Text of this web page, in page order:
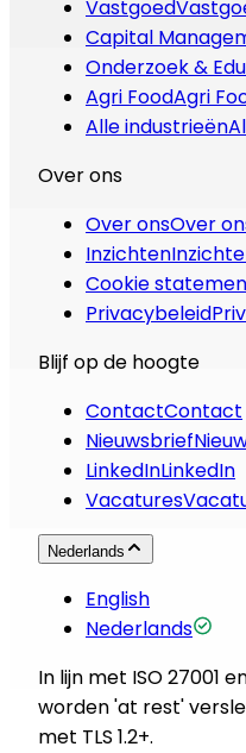
Vastgoed
Capital
Onderzoek &
Agri FoodAgri
Alle industrieën
Over ons
Over onsOver
Inzichten
Cookie
Privacybeleid
Blijf op de hoogte
ContactContact
Nieuwsbrief
LinkedInLinkedIn
Vacatures
Nederlands
English
Nederlands
In lijn met ISO 27001
worden 'at rest'
met TLS 1.2+.